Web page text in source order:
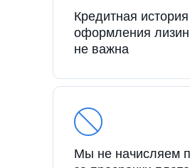
Кредитная
оформления
не важна
Мы не начисляем